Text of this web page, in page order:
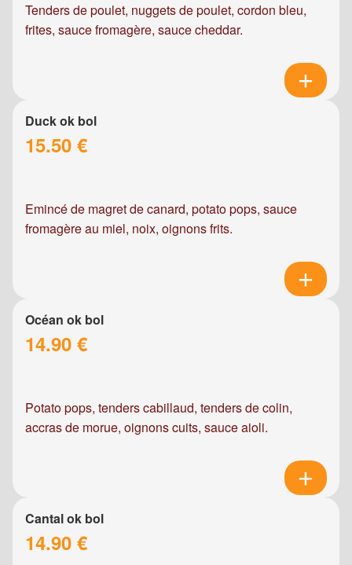
Tenders de poulet, nuggets de poulet, cordon bleu,
frites, sauce fromagère, sauce cheddar.
Duck ok bol
15.50 €
Emincé de magret de canard, potato pops, sauce
fromagère au miel, noix, oignons frits.
Océan ok bol
14.90 €
Potato pops, tenders cabillaud, tenders de colin,
accras de morue, oignons cuits, sauce aioli.
Cantal ok bol
14.90 €